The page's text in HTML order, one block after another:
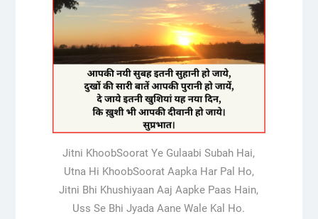
Jitni KhoobSoorat Ye Gulaabi Subah Hai,
Utna Hi KhoobSoorat Aapka Har Pal Ho,
Jitni Bhi Khushiyaan Aaj Aapke Paas Hain,
Uss Se Bhi Jyada Aane Wale Kal Ho.